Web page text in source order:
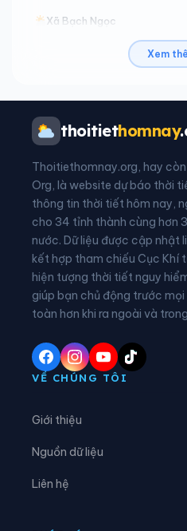
Xã Bạch Ngọc
Xã Bình Ca
Xã Cán Tỷ
Xã Chiêm Hoá
Xã Đồng Tâm
Xã Đồng Văn
Xã Du Già
Xã Giáp Trung
Xã Hồ Thầu
Xã Hoàng Su Phì
Xem
thoitiethomnay
Thoitiethomnay.org, hay
Org, là website dự báo thời
thông tin thời tiết hôm nay,
cho 34 tỉnh thành cùng hơn
nước. Dữ liệu được cập nhật
kết hợp tham chiếu Cục Khí
hiện tượng thời tiết nguy
giúp bạn chủ động trước
toàn hơn khi ra ngoài và
VỀ CHÚNG TÔI
Giới thiệu
Nguồn dữ liệu
Liên hệ